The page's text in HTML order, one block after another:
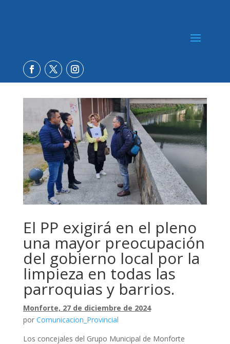
El PP exigirá en el pleno
una mayor preocupación
del gobierno local por la
limpieza en todas las
parroquias y barrios.
Monforte, 27 de diciembre de 2024
por Comunicacion_Provincial
Los concejales del Grupo Municipal de Monforte